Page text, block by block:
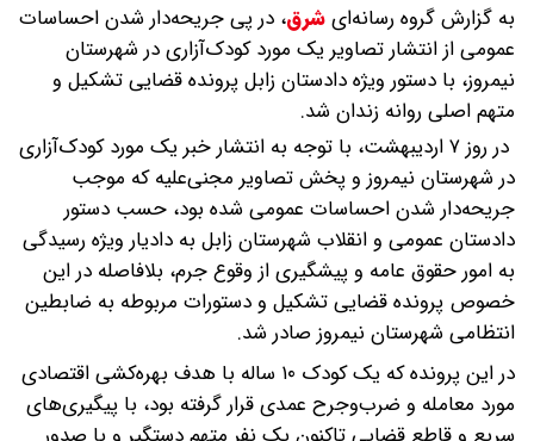
به گزارش گروه رسانه‌ایشرق، در پی جریحه‌دار شدن احساسات
عمومی از انتشار تصاویر یک مورد کودک‌آزاری در شهرستان
نیمروز، با دستور ویژه دادستان زابل پرونده قضایی تشکیل و
متهم اصلی روانه زندان شد.
در روز ۷ اردیبهشت، با توجه به انتشار خبر یک مورد کودک‌آزاری
در شهرستان نیمروز و پخش تصاویر مجنی‌علیه که موجب
جریحه‌دار شدن احساسات عمومی شده بود، حسب دستور
دادستان عمومی و انقلاب شهرستان زابل به دادیار ویژه رسیدگی
به امور حقوق عامه و پیشگیری از وقوع جرم، بلافاصله در این
خصوص پرونده قضایی تشکیل و دستورات مربوطه به ضابطین
انتظامی شهرستان نیمروز صادر شد.
در این پرونده که یک کودک ۱۰ ساله با هدف بهره‌کشی اقتصادی
مورد معامله و ضرب‌وجرح عمدی قرار گرفته بود، با پیگیری‌های